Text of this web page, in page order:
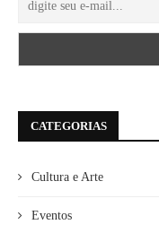
CATEGORIAS
Cultura e Arte
Eventos